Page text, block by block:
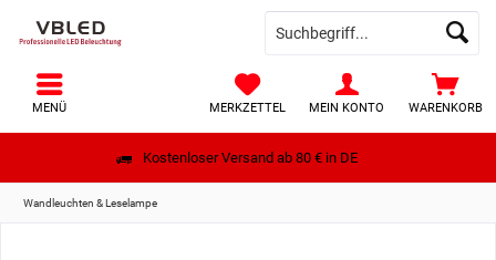
Kostenloser Versand ab 80 € in DE
WARENKORB
MERKZETTEL MEIN KONTO
MENÜ
Wandleuchten & Leselampe